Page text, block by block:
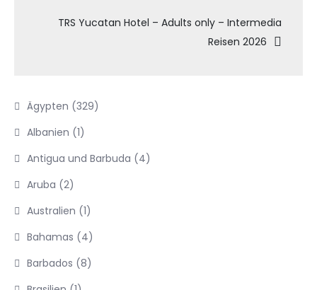
TRS Yucatan Hotel – Adults only – Intermedia
Reisen 2026
Ägypten (329)
Albanien (1)
Antigua und Barbuda (4)
Aruba (2)
Australien (1)
Bahamas (4)
Barbados (8)